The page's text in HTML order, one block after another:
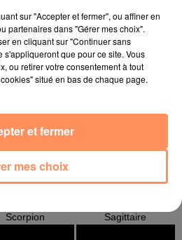
Scorpion Sagittaire
sur "Accepter et fermer", ou affiner en
partenaires dans "Gérer mes choix".
en cliquant sur "Continuer sans
s'appliqueront que pour ce site. Vous
ou retirer votre consentement à tout
situé en bas de chaque page.
mes choix
et fermer